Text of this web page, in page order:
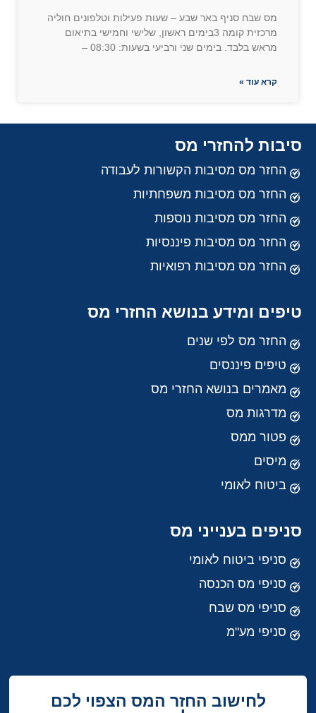
מס שבח סניף באר שבע – שעות פעילות וטלפונים חוליה
מרכזית קומה 3בימים ראשון, שלישי וחמישי בתיאום
מראש בלבד. בימים שני ורביעי בשעות: 08:30 –
קרא עוד »
סיבות להחזרי מס
החזר מס מסיבות הקשורות לעבודה
החזר מס מסיבות משפחתיות
החזר מס מסיבות נוספות
החזר מס מסיבות פיננסיות
החזר מס מסיבות רפואיות
טיפים ומידע בנושא החזרי מס
החזר מס לפי שנים
טיפים פיננסים
מאמרים בנושא החזרי מס
מדרגות מס
פטור ממס
מיסים
ביטוח לאומי
סניפים בענייני מס
סניפי ביטוח לאומי
סניפי מס הכנסה
סניפי מס שבח
סניפי מע"מ
לחישוב החזר המס הצפוי לכם